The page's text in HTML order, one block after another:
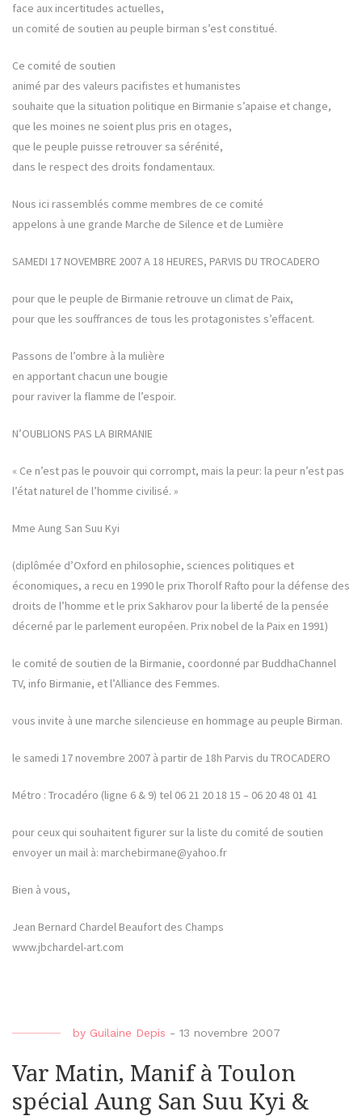
face aux incertitudes actuelles,
un comité de soutien au peuple birman s’est constitué.
Ce comité de soutien
animé par des valeurs pacifistes et humanistes
souhaite que la situation politique en Birmanie s’apaise et change,
que les moines ne soient plus pris en otages,
que le peuple puisse retrouver sa sérénité,
dans le respect des droits fondamentaux.
Nous ici rassemblés comme membres de ce comité
appelons à une grande Marche de Silence et de Lumière
SAMEDI 17 NOVEMBRE 2007 A 18 HEURES, PARVIS DU TROCADERO
pour que le peuple de Birmanie retrouve un climat de Paix,
pour que les souffrances de tous les protagonistes s’effacent.
Passons de l’ombre à la mulière
en apportant chacun une bougie
pour raviver la flamme de l’espoir.
N’OUBLIONS PAS LA BIRMANIE
« Ce n’est pas le pouvoir qui corrompt, mais la peur: la peur n’est pas
l’état naturel de l’homme civilisé. »
Mme Aung San Suu Kyi
(diplômée d’Oxford en philosophie, sciences politiques et
économiques, a recu en 1990 le prix Thorolf Rafto pour la défense des
droits de l’homme et le prix Sakharov pour la liberté de la pensée
décerné par le parlement européen. Prix nobel de la Paix en 1991)
le comité de soutien de la Birmanie, coordonné par BuddhaChannel
TV, info Birmanie, et l’Alliance des Femmes.
vous invite à une marche silencieuse en hommage au peuple Birman.
le samedi 17 novembre 2007 à partir de 18h Parvis du TROCADERO
Métro : Trocadéro (ligne 6 & 9) tel 06 21 20 18 15 – 06 20 48 01 41
pour ceux qui souhaitent figurer sur la liste du comité de soutien
envoyer un mail à: marchebirmane@yahoo.fr
Bien à vous,
Jean Bernard Chardel Beaufort des Champs
www.jbchardel-art.com
by Guilaine Depis - 13 novembre 2007
Var Matin, Manif à Toulon
spécial Aung San Suu Kyi &